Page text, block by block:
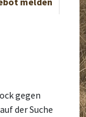
gegen
der Suche